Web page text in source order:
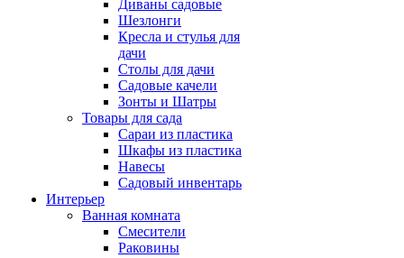
Диваны садовые
Шезлонги
Кресла и стулья для
дачи
Столы для дачи
Садовые качели
Зонты и Шатры
Товары для сада
Сараи из пластика
Шкафы из пластика
Навесы
Садовый инвентарь
Интерьер
Ванная комната
Смесители
Раковины